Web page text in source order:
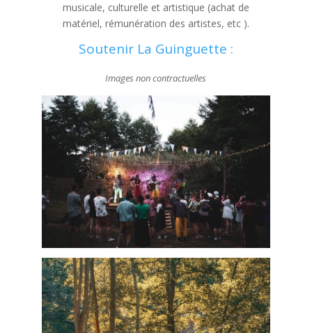
musicale, culturelle et artistique (achat de
matériel, rémunération des artistes, etc ).
Soutenir La Guinguette :
Images non contractuelles